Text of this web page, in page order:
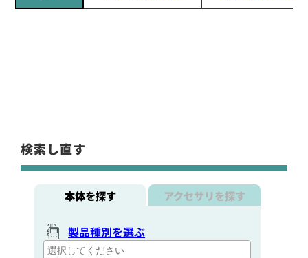
検索し直す
本体を探す アクセサリを探す
製品種別を選ぶ